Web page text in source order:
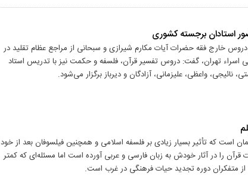
استادان برجسته کشوری
دروس خارج فقه حضرات آیات مکارم شیرازی و سبحانی از مراجع عظام تقلید در
تهران، گفت: دروس تفسیر قرآن، فلسفه و حکمت نیز با تدریس استاد
واعظی، علیزمانی، آزادگان و دیرباز برگزار می‌شود.
است که تأثیر بسیار زیادی بر فلسفه اسلامی و همچنین فیلسوفان بعد از خود
را در آثار خودش به زبان فارسی و عربی آورده است اما مسئله‌ای که کمتر
متفکران دوره تجدید حیات فرهنگی در غرب است.